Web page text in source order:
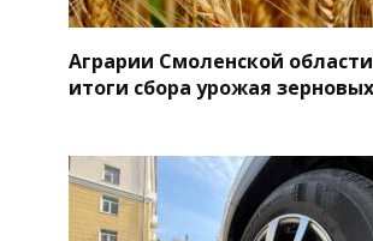
Аграрии Смоленской
итоги сбора урожая зерновых